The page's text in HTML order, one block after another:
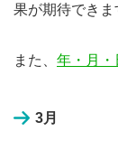
果が期待できま
また、 年・月・
3月